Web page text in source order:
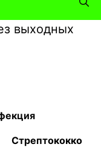
выходных
Стрептококко